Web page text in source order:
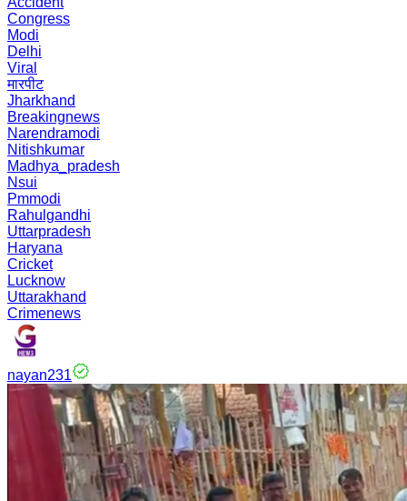
Congress
Modi
Delhi
Viral
मारपीट
Jharkhand
Breakingnews
Narendramodi
Nitishkumar
Madhya_pradesh
Nsui
Pmmodi
Rahulgandhi
Uttarpradesh
Haryana
Cricket
Lucknow
Uttarakhand
Crimenews
nayan231